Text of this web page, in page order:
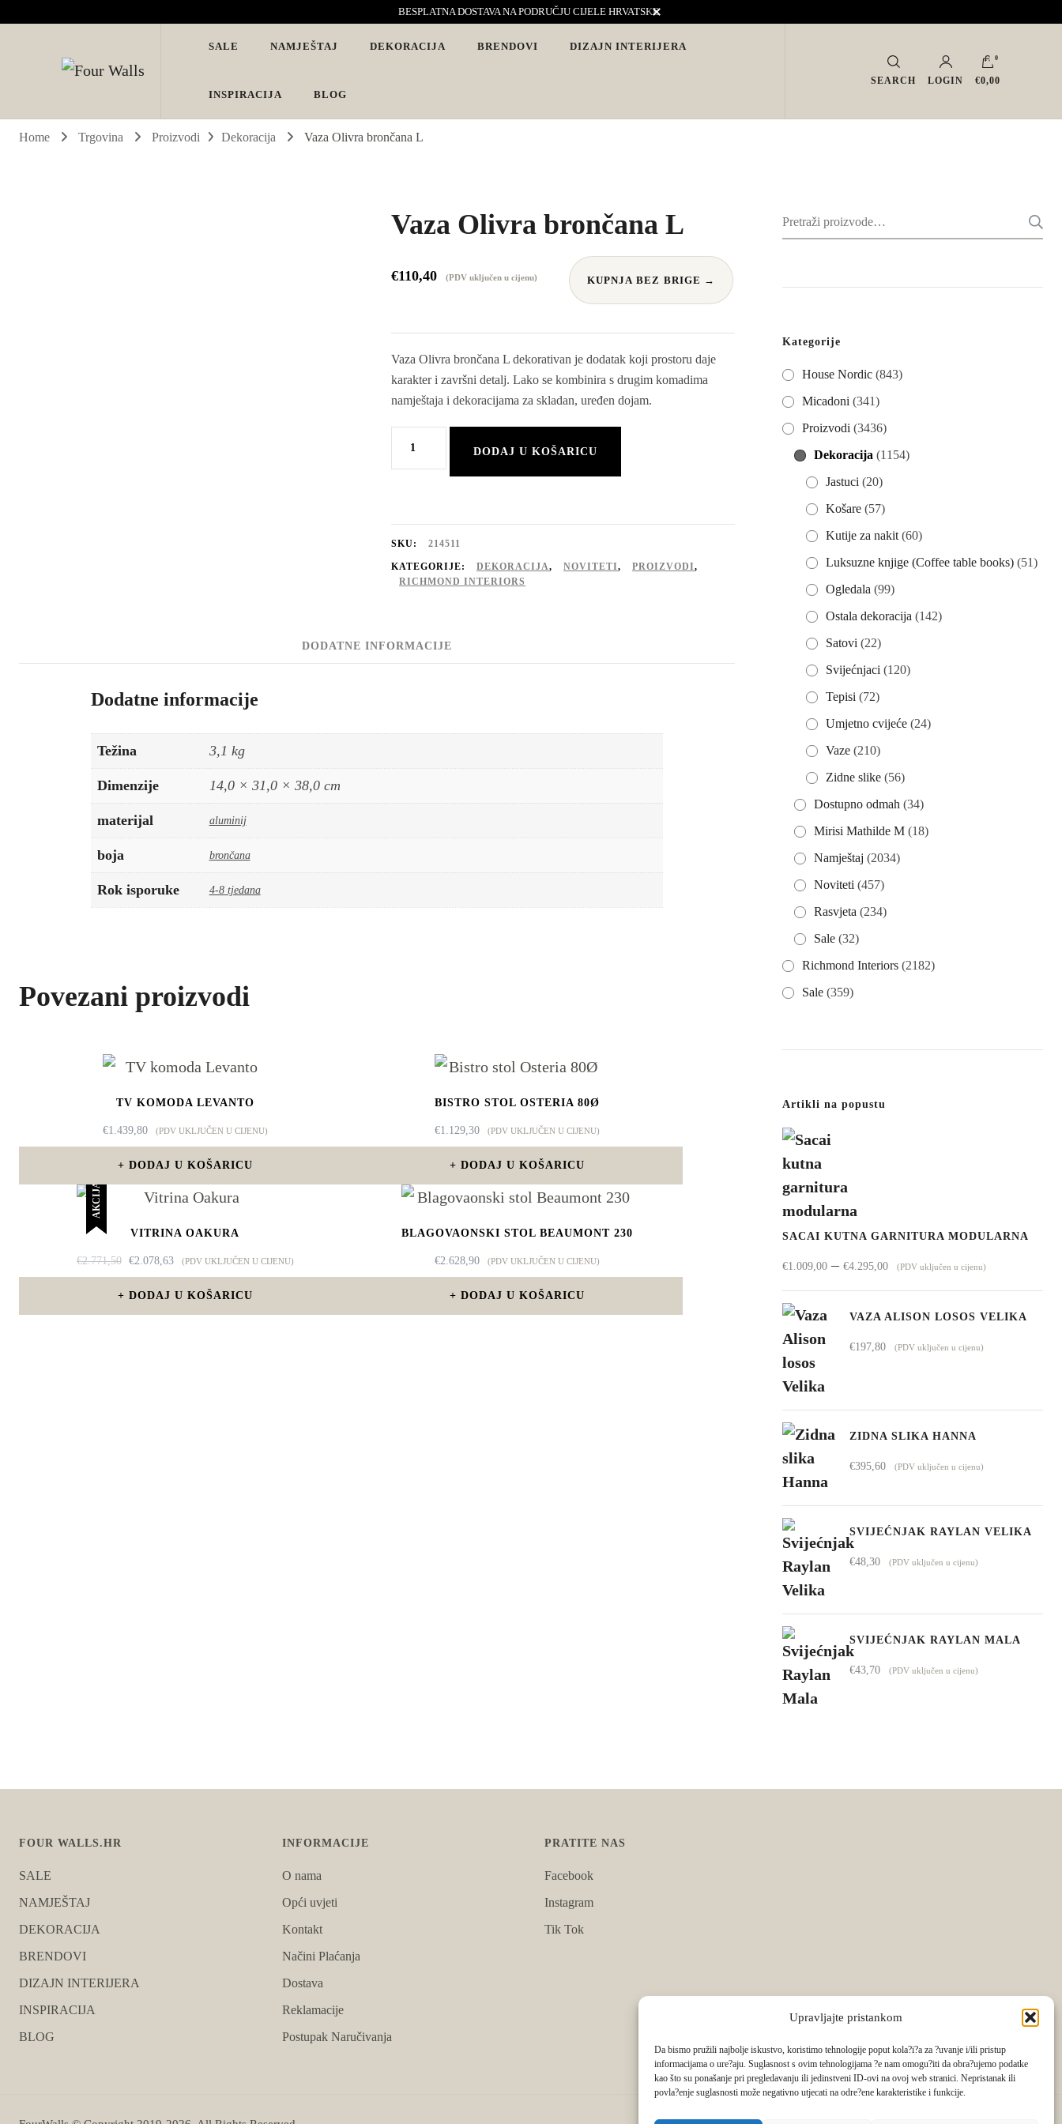
Upravljajte pristankom
Da bismo pružili najbolje iskustvo, koristimo tehnologije poput kola?i?a za ?uvanje i/ili pristup
informacijama o ure?aju. Suglasnost s ovim tehnologijama ?e nam omogu?iti da obra?ujemo podatke
kao što su ponašanje pri pregledavanju ili jedinstveni ID-ovi na ovoj web stranici. Nepristanak ili
povla?enje suglasnosti može negativno utjecati na odre?ene karakteristike i funkcije.
BESPLATNA DOSTAVA NA PODRUČJU CIJELE HRVATSKE
Four Walls
Sve za interijer po Vašoj mjeri. Salon namještaja, dekoracije i rasvjete. Interijeri s karakterom
SALE NAMJEŠTAJ DEKORACIJA BRENDOVI DIZAJN INTERIJERA
INSPIRACIJA BLOG
SEARCH LOGIN
0
€0,00
Home Trgovina Proizvodi Dekoracija Vaza Olivra brončana L
Vaza Olivra brončana L
€110,40 (PDV uključen u cijenu) KUPNJA BEZ BRIGE →
Vaza Olivra brončana L dekorativan je dodatak koji prostoru daje
karakter i završni detalj. Lako se kombinira s drugim komadima
namještaja i dekoracijama za skladan, uređen dojam.
Olivra
količina
DODAJ U KOŠARICU
SKU: 214511
KATEGORIJE: DEKORACIJA, NOVITETI, PROIZVODI,
RICHMOND INTERIORS
DODATNE INFORMACIJE
Dodatne informacije
Težina 3,1 kg
Dimenzije 14,0 × 31,0 × 38,0 cm
materijal aluminij
boja brončana
Rok isporuke 4-8 tjedana
Povezani proizvodi
TV KOMODA LEVANTO
€1.439,80 (PDV UKLJUČEN U CIJENU)
DODAJ U KOŠARICU
BISTRO STOL OSTERIA 80Ø
€1.129,30 (PDV UKLJUČEN U CIJENU)
DODAJ U KOŠARICU
AKCIJA!
VITRINA OAKURA
€2.771,50
IZVORNA
CIJENA
BILA
€2.078,63TRENUTNA
CIJENA
JE:
(PDV UKLJUČEN U CIJENU)
DODAJ U KOŠARICU
BLAGOVAONSKI STOL BEAUMONT 230
€2.628,90 (PDV UKLJUČEN U CIJENU)
DODAJ U KOŠARICU
Pretraži:
Kategorije
House Nordic (843)
Micadoni (341)
Proizvodi (3436)
Dekoracija (1154)
Jastuci (20)
Košare (57)
Kutije za nakit (60)
Luksuzne knjige (Coffee table books) (51)
Ogledala (99)
Ostala dekoracija (142)
Satovi (22)
Svijećnjaci (120)
Tepisi (72)
Umjetno cvijeće (24)
Vaze (210)
Zidne slike (56)
Dostupno odmah (34)
Mirisi Mathilde M (18)
Namještaj (2034)
Noviteti (457)
Rasvjeta (234)
Sale (32)
Richmond Interiors (2182)
Sale (359)
Artikli na popustu
SACAI KUTNA GARNITURA MODULARNA
€1.009,00 – €4.295,00Raspon
cijena:
od
(PDV uključen u cijenu)
VAZA ALISON LOSOS VELIKA
€197,80 (PDV uključen u cijenu)
ZIDNA SLIKA HANNA
€395,60 (PDV uključen u cijenu)
SVIJEĆNJAK RAYLAN VELIKA
€48,30 (PDV uključen u cijenu)
SVIJEĆNJAK RAYLAN MALA
€43,70 (PDV uključen u cijenu)
FOUR WALLS.HR
SALE
NAMJEŠTAJ
DEKORACIJA
BRENDOVI
DIZAJN INTERIJERA
INSPIRACIJA
BLOG
INFORMACIJE
O nama
Opći uvjeti
Kontakt
Načini Plaćanja
Dostava
Reklamacije
Postupak Naručivanja
PRATITE NAS
Facebook
Instagram
Tik Tok